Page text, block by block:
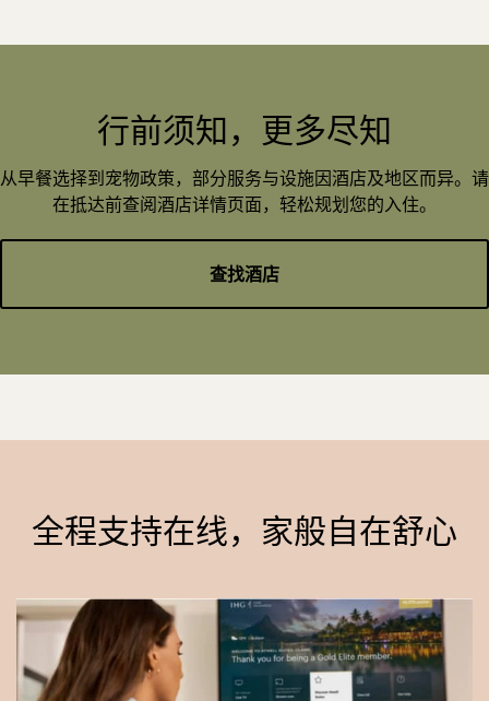
行前须知，更多尽知
从早餐选择到宠物政策，部分服务与设施因酒店及地区而异。请
在抵达前查阅酒店详情页面，轻松规划您的入住。
查找酒店
全程支持在线，家般自在舒心